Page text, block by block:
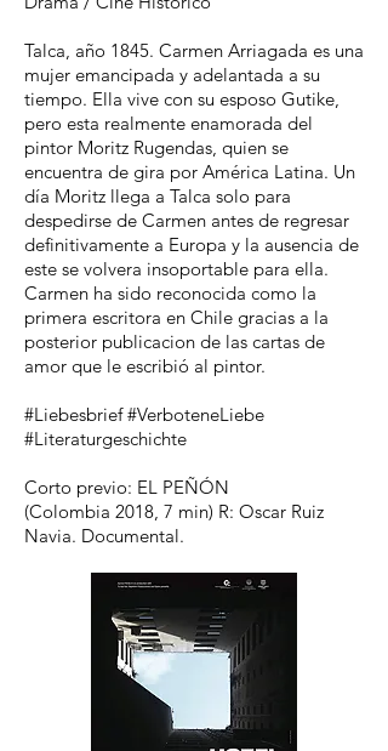
Talca, año 1845. Carmen Arriagada es una
mujer emancipada y adelantada a su
tiempo. Ella vive con su esposo Gutike,
pero esta realmente enamorada del
pintor Moritz Rugendas, quien se
encuentra de gira por América Latina. Un
día Moritz llega a Talca solo para
despedirse de Carmen antes de regresar
definitivamente a Europa y la ausencia de
este se volvera insoportable para ella.
Carmen ha sido reconocida como la
primera escritora en Chile gracias a la
posterior publicacion de las cartas de
amor que le escribió al pintor.
#Liebesbrief #VerboteneLiebe
#Literaturgeschichte
Corto previo: EL PEÑÓN
(Colombia 2018, 7 min) R: Oscar Ruiz
Navia. Documental.